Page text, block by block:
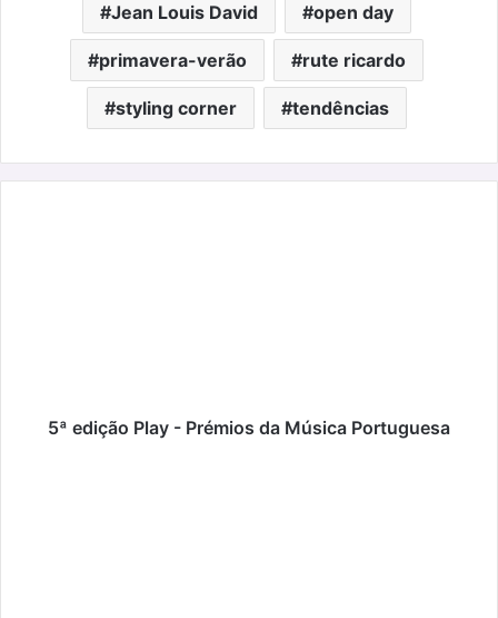
Jean Louis David open day
primavera-verão rute ricardo
styling corner tendências
5ª edição Play - Prémios da Música Portuguesa